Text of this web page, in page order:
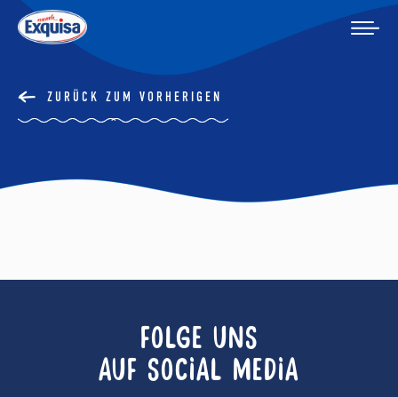
ZURÜCK ZUM VORHERIGEN
FOLGE UNS
AUF SOCIAL MEDIA